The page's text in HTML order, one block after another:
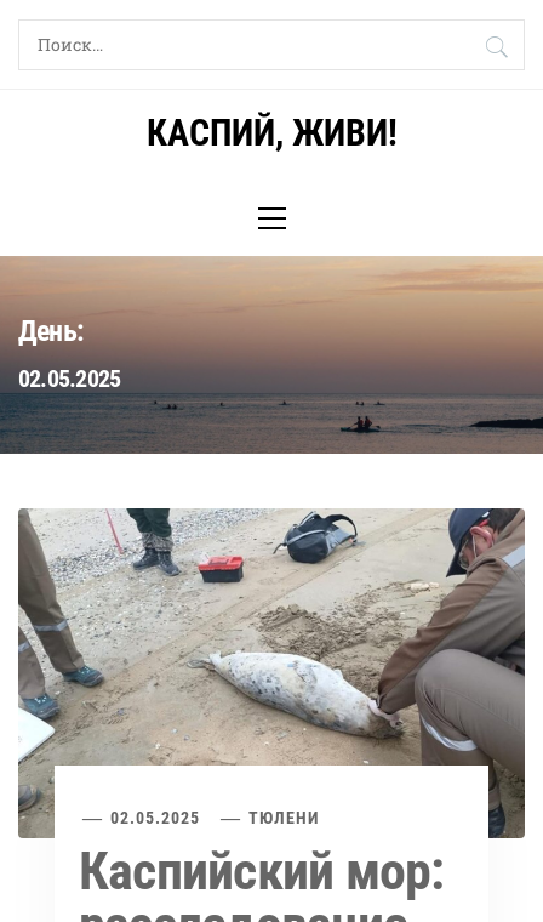
Skip
Найти:
КАСПИЙ, ЖИВИ!
Menu
День:
02.05.2025
02.05.2025 ТЮЛЕНИ
Каспийский мор: